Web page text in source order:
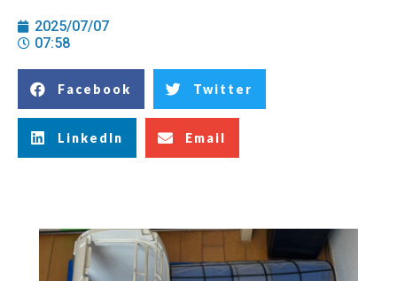
2025/07/07
07:58
Facebook Twitter
LinkedIn Email